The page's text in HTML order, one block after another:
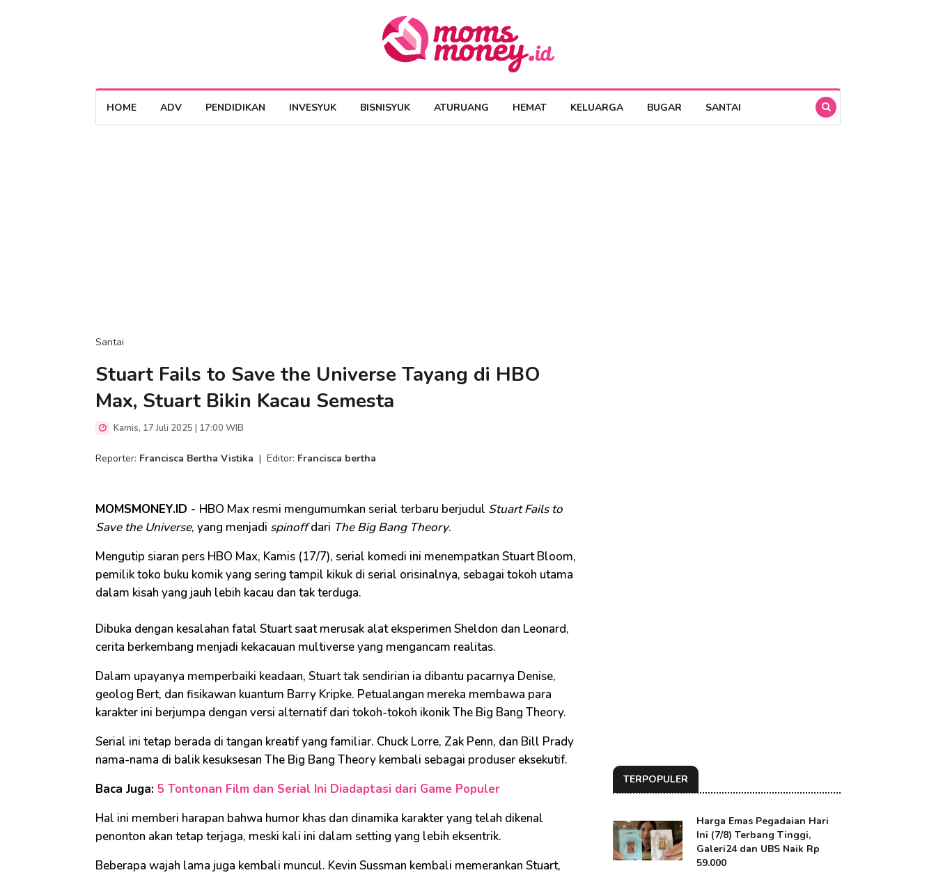
HOME ADV PENDIDIKAN INVESYUK BISNISYUK ATURUANG HEMAT KELUARGA BUGAR SANTAI
Santai
Stuart Fails to Save the Universe Tayang di HBO
Max, Stuart Bikin Kacau Semesta
Kamis, 17 Juli 2025 | 17:00 WIB
Reporter: Francisca Bertha Vistika | Editor: Francisca bertha
MOMSMONEY.ID - HBO Max resmi mengumumkan serial terbaru berjudul Stuart Fails to
Save the Universe, yang menjadi spinoffdari The Big Bang Theory.
Mengutip siaran pers HBO Max, Kamis (17/7), serial komedi ini menempatkan Stuart Bloom,
pemilik toko buku komik yang sering tampil kikuk di serial orisinalnya, sebagai tokoh utama
dalam kisah yang jauh lebih kacau dan tak terduga.
Dibuka dengan kesalahan fatal Stuart saat merusak alat eksperimen Sheldon dan Leonard,
cerita berkembang menjadi kekacauan multiverse yang mengancam realitas.
Dalam upayanya memperbaiki keadaan, Stuart tak sendirian ia dibantu pacarnya Denise,
geolog Bert, dan fisikawan kuantum Barry Kripke. Petualangan mereka membawa para
karakter ini berjumpa dengan versi alternatif dari tokoh-tokoh ikonik The Big Bang Theory.
Serial ini tetap berada di tangan kreatif yang familiar. Chuck Lorre, Zak Penn, dan Bill Prady
nama-nama di balik kesuksesan The Big Bang Theory kembali sebagai produser eksekutif.
Baca Juga: 5 Tontonan Film dan Serial Ini Diadaptasi dari Game Populer
Hal ini memberi harapan bahwa humor khas dan dinamika karakter yang telah dikenal
penonton akan tetap terjaga, meski kali ini dalam setting yang lebih eksentrik.
Beberapa wajah lama juga kembali muncul. Kevin Sussman kembali memerankan Stuart,
TERPOPULER
Harga Emas Pegadaian Hari
Ini (7/8) Terbang Tinggi,
Galeri24 dan UBS Naik Rp
59.000